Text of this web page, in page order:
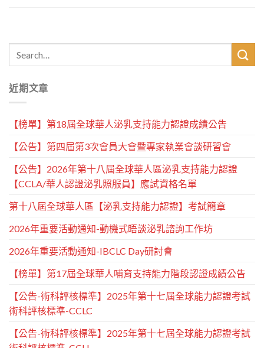
近期文章
【榜單】第18屆全球華人泌乳支持能力認證成績公告
【公告】第四屆第3次會員大會暨專家執業會談研習會
【公告】2026年第十八屆全球華人區泌乳支持能力認證
【CCLA/華人認證泌乳照服員】應試資格名單
第十八屆全球華人區【泌乳支持能力認證】考試簡章
2026年重要活動通知-動機式晤談泌乳諮詢工作坊
2026年重要活動通知-IBCLC Day研討會
【榜單】第17屆全球華人哺育支持能力階段認證成績公告
【公告-術科評核標準】2025年第十七屆全球能力認證考試
術科評核標準-CCLC
【公告-術科評核標準】2025年第十七屆全球能力認證考試